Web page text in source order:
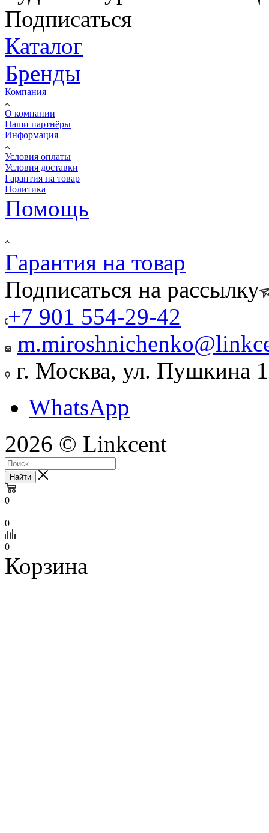
Подписаться
Каталог
Бренды
Компания
О компании
Наши партнёры
Информация
Условия оплаты
Условия доставки
Гарантия на товар
Политика
Помощь
Гарантия на товар
Подписаться на рассылку
+7 901 554-29-42
г. Москва, ул. Пушкина
WhatsApp
2026 © Linkcent
Найти
0
0
0
Корзина